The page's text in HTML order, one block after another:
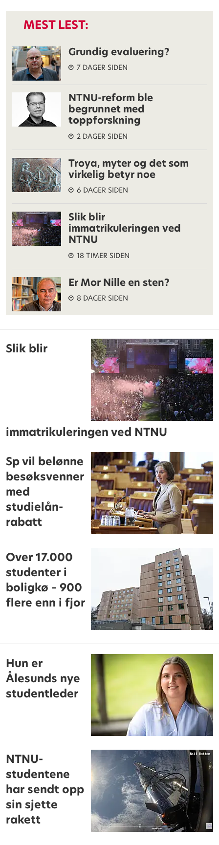
MEST LEST:
Grundig evaluering?
7 DAGER SIDEN
NTNU-reform ble
begrunnet med
toppforskning
2 DAGER SIDEN
Troya, myter og det som
virkelig betyr noe
6 DAGER SIDEN
Slik blir
immatrikuleringen ved
NTNU
18 TIMER SIDEN
Er Mor Nille en sten?
8 DAGER SIDEN
Slik blir
immatrikuleringen ved NTNU
Sp vil belønne
besøksvenner
med
studielån-
rabatt
Over 17.000
studenter i
boligkø – 900
flere enn i fjor
Hun er
Ålesunds nye
studentleder
NTNU-
studentene
har sendt opp
sin sjette
rakett